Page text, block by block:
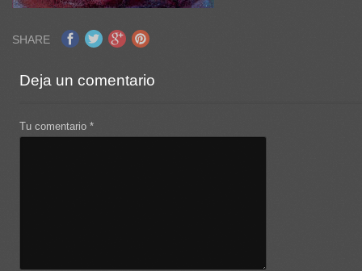
SHARE
Deja un comentario
Tu comentario*